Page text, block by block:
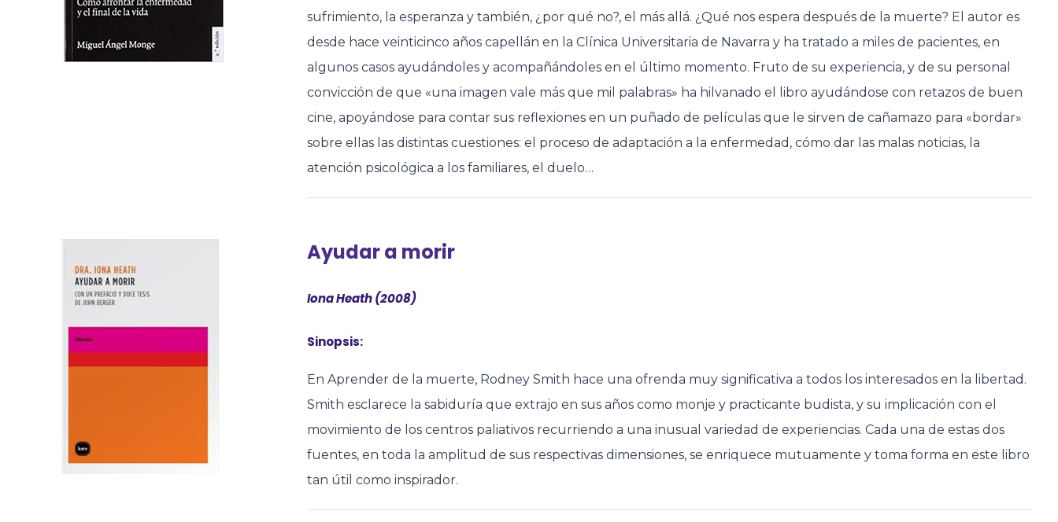
sufrimiento, la esperanza y también, ¿por qué no?, el más allá. ¿Qué nos espera después de la muerte? El autor es
desde hace veinticinco años capellán en la Clínica Universitaria de Navarra y ha tratado a miles de pacientes, en
algunos casos ayudándoles y acompañándoles en el último momento. Fruto de su experiencia, y de su personal
convicción de que «una imagen vale más que mil palabras» ha hilvanado el libro ayudándose con retazos de buen
cine, apoyándose para contar sus reflexiones en un puñado de películas que le sirven de cañamazo para «bordar»
sobre ellas las distintas cuestiones: el proceso de adaptación a la enfermedad, cómo dar las malas noticias, la
atención psicológica a los familiares, el duelo…
Ayudar a morir
Iona Heath (2008)
Sinopsis:
En Aprender de la muerte, Rodney Smith hace una ofrenda muy significativa a todos los interesados en la libertad.
Smith esclarece la sabiduría que extrajo en sus años como monje y practicante budista, y su implicación con el
movimiento de los centros paliativos recurriendo a una inusual variedad de experiencias. Cada una de estas dos
fuentes, en toda la amplitud de sus respectivas dimensiones, se enriquece mutuamente y toma forma en este libro
tan útil como inspirador.